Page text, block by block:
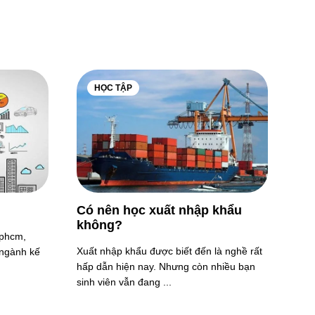
kế
HỌC TẬP
Có nên học xuất nhập khẩu
không?
Xuất nhập khẩu được biết đến là nghề rất
hấp dẫn hiện nay. Nhưng còn nhiều bạn
sinh viên vẫn đang ...